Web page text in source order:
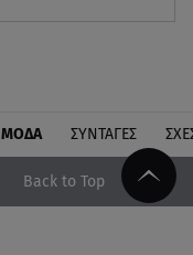
ΜΟΔΑ ΣΥΝΤΑΓΕΣ
Back to Top